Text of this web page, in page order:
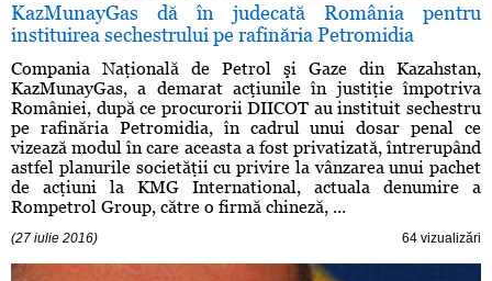
KazMunayGas dă în judecată România pentru
instituirea sechestrului pe rafinăria Petromidia
Compania Naţională de Petrol şi Gaze din Kazahstan,
KazMunayGas, a demarat acţiunile în justiţie împotriva
României, după ce procurorii DIICOT au instituit sechestru
pe rafinăria Petromidia, în cadrul unui dosar penal ce
vizează modul în care aceasta a fost privatizată, întrerupând
astfel planurile societăţii cu privire la vânzarea unui pachet
de acţiuni la KMG International, actuala denumire a
Rompetrol Group, către o firmă chineză, ...
(27 iulie 2016) 64 vizualizări